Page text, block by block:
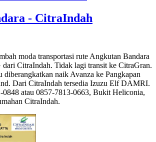
- CitraIndah
moda transportasi rute Angkutan Bandara
CitraIndah. Tidak lagi transit ke CitraGran.
diberangkatkan naik Avanza ke Pangkapan
Dari CitraIndah tersedia Izuzu Elf DAMRI.
atau 0857-7813-0663, Bukit Heliconia,
CitraIndah.